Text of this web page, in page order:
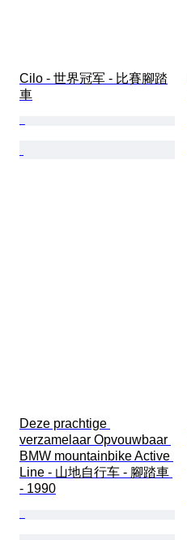
Cilo - 世界冠军 - 比賽腳踏
車
Deze prachtige
verzamelaar Opvouwbaar
BMW mountainbike Active
Line - 山地自行车 - 腳踏車
- 1990